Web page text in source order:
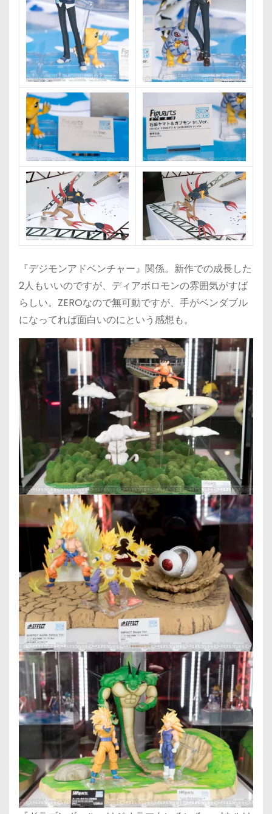
『デジモンアドベンチャー』関係。新作での成長した
2人もいいのですが、ディアボロモンの雰囲気がすば
らしい。ZEROなので無可動ですが、手がベンダブル
になってれば面白いのにという感想も。